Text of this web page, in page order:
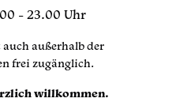
- 23.00 Uhr
außerhalb der
frei zugänglich.
willkommen.